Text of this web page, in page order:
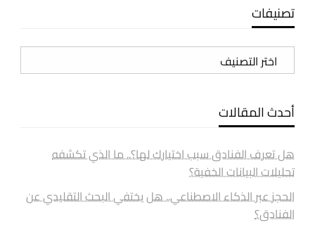
تصنيفات
تصنيفات
أحدث المقالات
هل تعرف الفنادق سبب اختيارك لها؟.. ما الذي تكشفه
تحليلات البيانات الخفية؟
الحجز عبر الذكاء الاصطناعي.. هل يختفي البحث التقليدي عن
الفنادق؟